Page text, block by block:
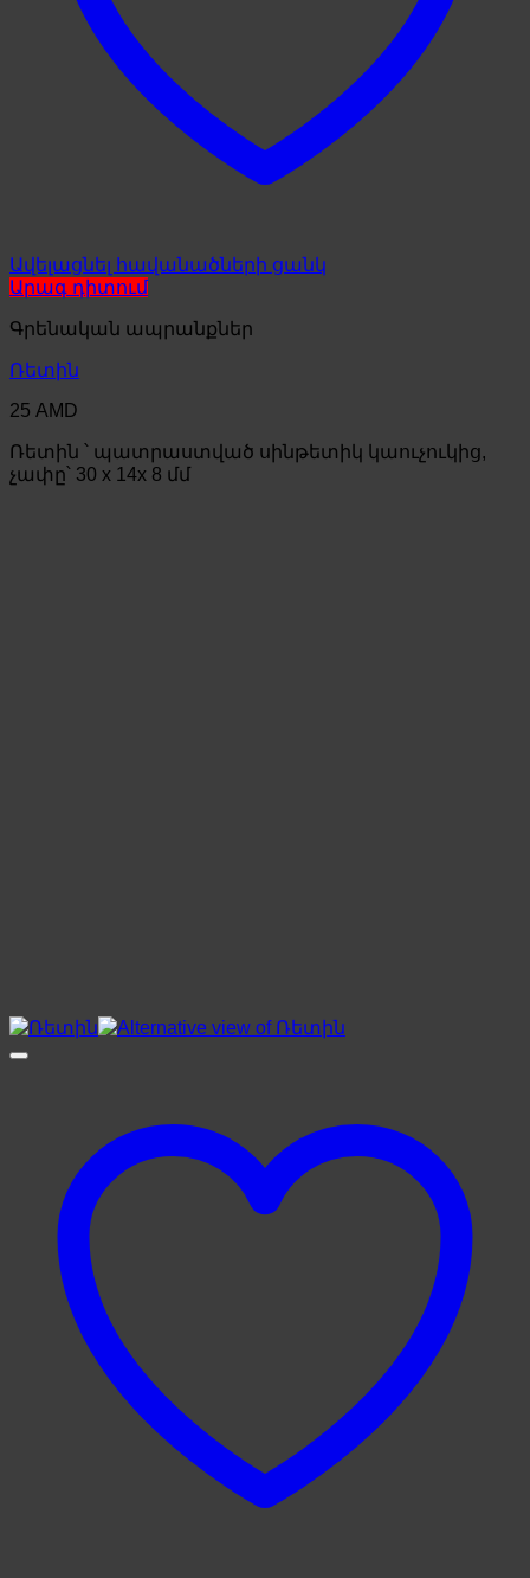
Ավելացնել հավանածների ցանկ
Արագ դիտում
Գրենական ապրանքներ
Ռետին
25 AMD
Ռետին ՝ պատրաստված սինթետիկ կաուչուկից,
չափը՝ 30 x 14x 8 մմ